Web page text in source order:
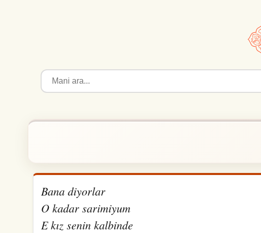
Bana diyorlar
O kadar sarimiyum
E kız senin kalbinde